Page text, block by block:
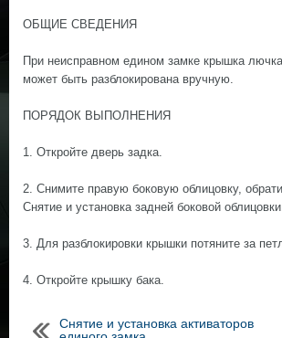
ОБЩИЕ СВЕДЕНИЯ
При неисправном едином замке крышка
может быть разблокирована вручную.
ПОРЯДОК ВЫПОЛНЕНИЯ
1. Откройте дверь задка.
2. Снимите правую боковую облицовку,
Снятие и установка задней боковой
3. Для разблокировки крышки потяните за
4. Откройте крышку бака.
Снятие и установка активаторов